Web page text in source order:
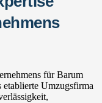
für Barum
Umzugsfirma